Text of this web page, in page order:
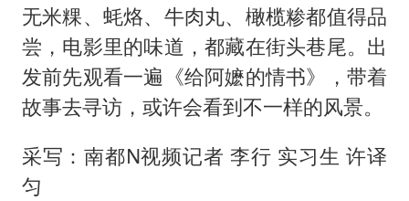
无米粿、蚝烙、牛肉丸、橄榄糁都值得品
尝，电影里的味道，都藏在街头巷尾。出
发前先观看一遍《给阿嬷的情书》，带着
故事去寻访，或许会看到不一样的风景。
采写：南都N视频记者 李行 实习生 许译
匀